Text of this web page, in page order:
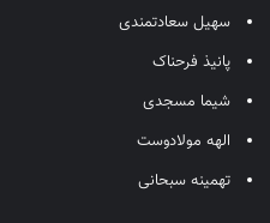
سهیل سعادتمندی
پانیذ فرحناک
شیما مسجدی
الهه مولادوست
تهمینه سبحانی